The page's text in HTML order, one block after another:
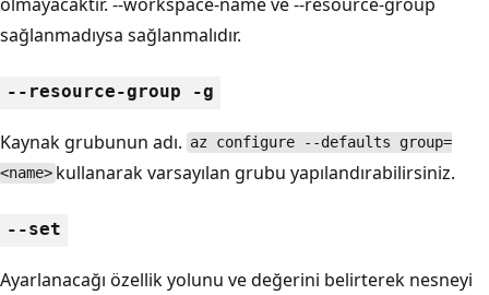
sağlanmadıysa sağlanmalıdır.
--resource-group -g
Kaynak grubunun adı. az configure --defaults group=
<name> kullanarak varsayılan grubu yapılandırabilirsiniz.
--set
Ayarlanacağı özellik yolunu ve değerini belirterek nesneyi